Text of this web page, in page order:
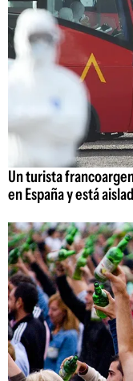
Un turista
en España y está